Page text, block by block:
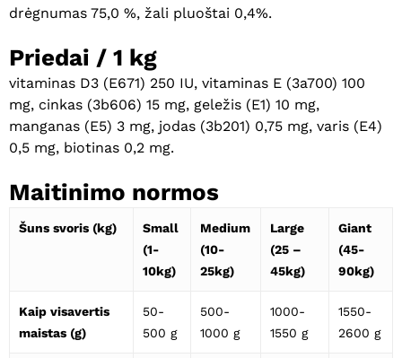
Eiti Į Parduotuvę
drėgnumas 75,0 %, žali pluoštai 0,4%.
Priedai / 1 kg
vitaminas D3 (E671) 250 IU, vitaminas E (3a700) 100
mg, cinkas (3b606) 15 mg, geležis (E1) 10 mg,
manganas (E5) 3 mg, jodas (3b201) 0,75 mg, varis (E4)
0,5 mg, biotinas 0,2 mg.
Maitinimo normos
Šuns svoris (kg)
Small
(1-
10kg)
Medium
(10-
25kg)
Large
(25 –
45kg)
Giant
(45-
90kg)
Kaip visavertis
maistas (g)
50-
500 g
500-
1000 g
1000-
1550 g
1550-
2600 g